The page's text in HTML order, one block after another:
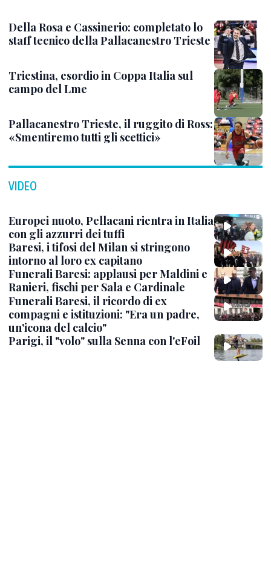
Della Rosa e Cassinerio: completato lo
staff tecnico della Pallacanestro Trieste
Triestina, esordio in Coppa Italia sul
campo del Lme
Pallacanestro Trieste, il ruggito di Ross:
«Smentiremo tutti gli scettici»
VIDEO
Europei nuoto, Pellacani rientra in Italia
con gli azzurri dei tuffi
Baresi, i tifosi del Milan si stringono
intorno al loro ex capitano
Funerali Baresi: applausi per Maldini e
Ranieri, fischi per Sala e Cardinale
Funerali Baresi, il ricordo di ex
compagni e istituzioni: "Era un padre,
un'icona del calcio"
Parigi, il "volo" sulla Senna con l'eFoil